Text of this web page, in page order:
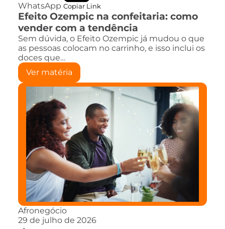
WhatsApp Copiar Link
Efeito Ozempic na confeitaria: como
vender com a tendência
Sem dúvida, o Efeito Ozempic já mudou o que
as pessoas colocam no carrinho, e isso inclui os
doces que…
Ver matéria
Afronegócio
29 de julho de 2026